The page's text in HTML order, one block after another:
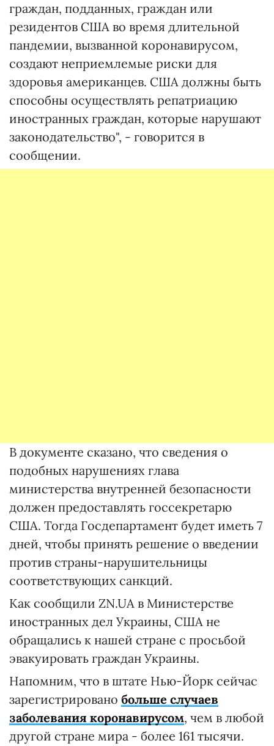
граждан, подданных, граждан или
резидентов США во время длительной
пандемии, вызванной коронавирусом,
создают неприемлемые риски для
здоровья американцев. США должны быть
способны осуществлять репатриацию
иностранных граждан, которые нарушают
законодательство", - говорится в
сообщении.
В документе сказано, что сведения о
подобных нарушениях глава
министерства внутренней безопасности
должен предоставлять госсекретарю
США. Тогда Госдепартамент будет иметь 7
дней, чтобы принять решение о введении
против страны-нарушительницы
соответствующих санкций.
Как сообщили ZN.UA в Министерстве
иностранных дел Украины, США не
обращались к нашей стране с просьбой
эвакуировать граждан Украины.
Напомним, что в штате Нью-Йорк сейчас
зарегистрировано больше случаев
заболевания коронавирусом, чем в любой
другой стране мира - более 161 тысячи.